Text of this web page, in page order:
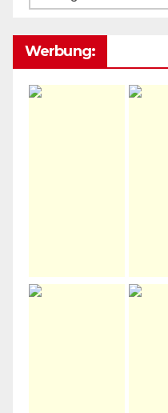
Werbung: